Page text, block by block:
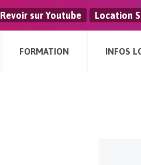
Revoir sur Youtube Location
FORMATION INFOS